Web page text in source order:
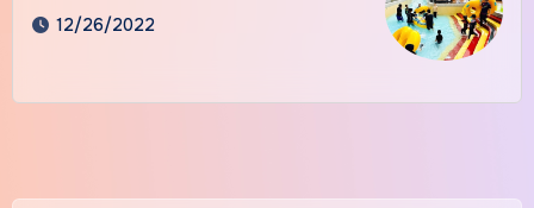
12/26/2022